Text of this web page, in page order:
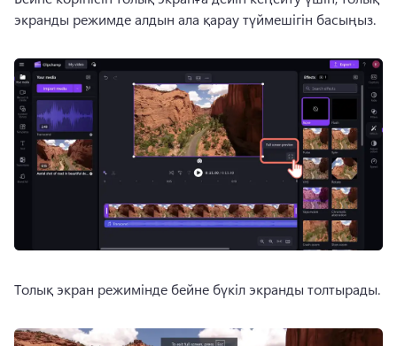
экранды режимде алдын ала қарау түймешігін басыңыз.
Толық экран режимінде бейне бүкіл экранды толтырады.